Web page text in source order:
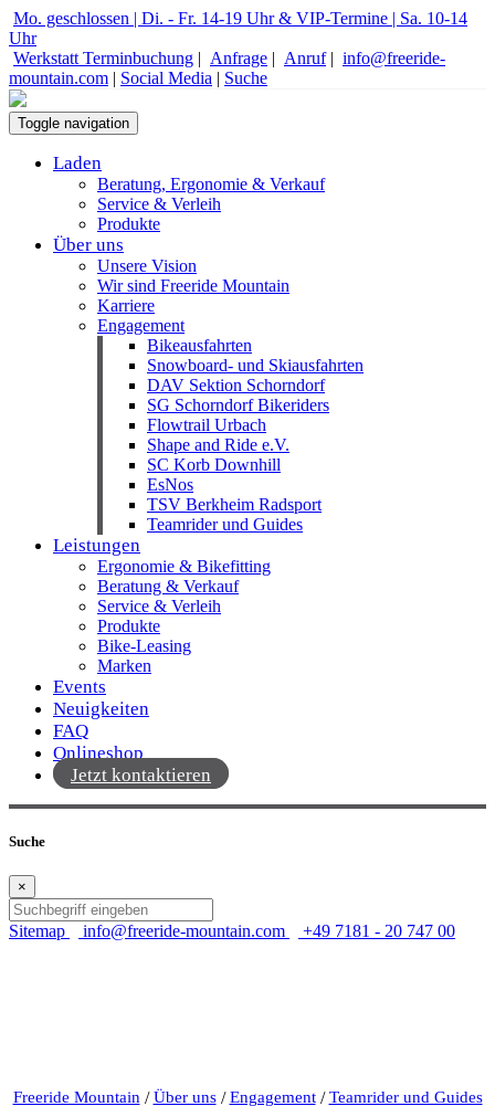
Mo. geschlossen | Di. - Fr. 14-19 Uhr & VIP-Termine | Sa. 10-14
Uhr
Werkstatt Terminbuchung | Anfrage | Anruf| info@freeride-
mountain.com | Social Media | Suche
Toggle navigation
Laden
Beratung, Ergonomie & Verkauf
Service & Verleih
Produkte
Über uns
Unsere Vision
Wir sind Freeride Mountain
Karriere
Engagement
Bikeausfahrten
Snowboard- und Skiausfahrten
DAV Sektion Schorndorf
SG Schorndorf Bikeriders
Flowtrail Urbach
Shape and Ride e.V.
SC Korb Downhill
EsNos
TSV Berkheim Radsport
Teamrider und Guides
Leistungen
Ergonomie & Bikefitting
Beratung & Verkauf
Service & Verleih
Produkte
Bike-Leasing
Marken
Events
Neuigkeiten
FAQ
Onlineshop
Jetzt kontaktieren
Suche
×
Sitemap info@freeride-mountain.com +49 7181 - 20 747 00
Freeride Mountain/Über uns/Engagement/Teamrider und Guides